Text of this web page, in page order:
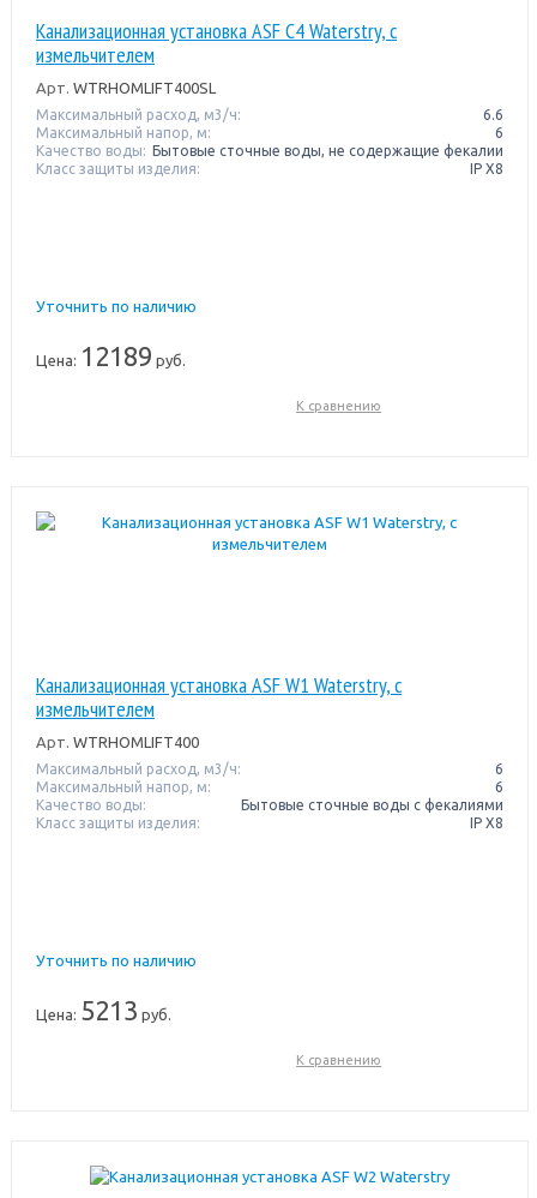
Канализационная установка ASF C4 Waterstry, с
измельчителем
Арт. WTRHOMLIFT400SL
Максимальный расход, м3/ч:
6.6
Максимальный напор, м:
6
Качество воды: Бытовые сточные воды, не содержащие фекалии
Класс защиты изделия:
IP X8
Уточнить по наличию
Цена: 12189 руб.
К сравнению
Канализационная установка ASF W1 Waterstry, с
измельчителем
Арт. WTRHOMLIFT400
Максимальный расход, м3/ч:
6
Максимальный напор, м:
6
Качество воды:
Бытовые сточные воды с фекалиями
Класс защиты изделия:
IP X8
Уточнить по наличию
Цена: 5213 руб.
К сравнению